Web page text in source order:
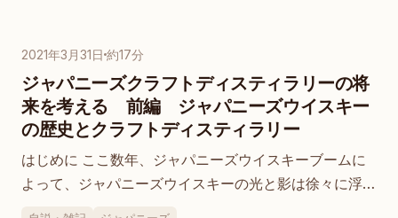
2021年3月31日 約17分
ジャパニーズクラフトディスティラリーの将
来を考える 前編 ジャパニーズウイスキー
の歴史とクラフトディスティラリー
はじめに ここ数年、ジャパニーズウイスキーブームに
よって、ジャパニーズウイスキーの光と影は徐々に浮き